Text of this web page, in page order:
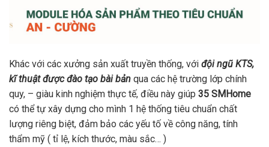
Khác với các xưởng sản xuất truyền thống, với đội ngũ KTS,
kĩ thuật được đào tạo bài bản qua các hệ trường lớp chính
quy, – giàu kinh nghiệm thực tế, điều này giúp 35 SMHome
có thể tự xây dựng cho mình 1 hệ thống tiêu chuẩn chất
lượng riêng biệt, đảm bảo các yếu tố về công năng, tính
thẩm mỹ ( tỉ lệ, kích thước, màu sắc… )